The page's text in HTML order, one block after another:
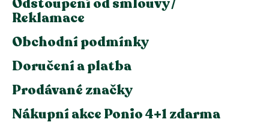
Reklamace
Obchodní podmínky
Doručení a platba
Prodávané značky
Nákupní akce Ponio 4+1 zdarma